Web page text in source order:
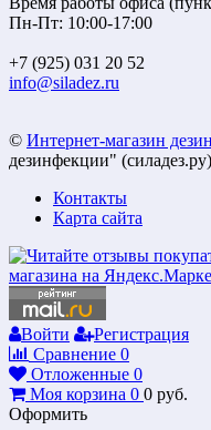
Пн-Пт: 10:00-17:00
+7 (925) 031 20 52
info@siladez.ru
© Интернет-магазин
дезинфекции"
Контакты
Карта сайта
Войти
Регистрация
Сравнение 0
Отложенные 0
Моя корзина 0 0 руб.
Оформить